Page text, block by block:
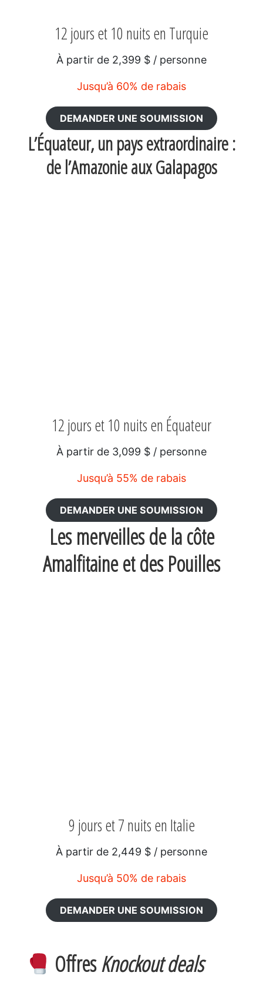
12 jours et 10 nuits en Turquie
À partir de 2,399 $ / personne
Jusqu’à 60% de rabais
DEMANDER UNE SOUMISSION
L’Équateur, un pays extraordinaire :
de l’Amazonie aux Galapagos
12 jours et 10 nuits en Équateur
À partir de 3,099 $ / personne
Jusqu’à 55% de rabais
DEMANDER UNE SOUMISSION
Les merveilles de la côte
Amalfitaine et des Pouilles
9 jours et 7 nuits en Italie
À partir de 2,449 $ / personne
Jusqu’à 50% de rabais
DEMANDER UNE SOUMISSION
OffresKnockout deals